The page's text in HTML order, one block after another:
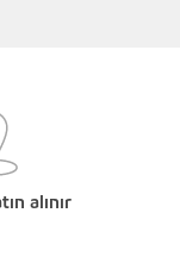
alınır